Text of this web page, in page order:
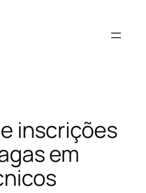
inscrições
em